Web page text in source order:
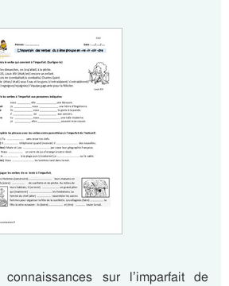
connaissances sur l’imparfait de